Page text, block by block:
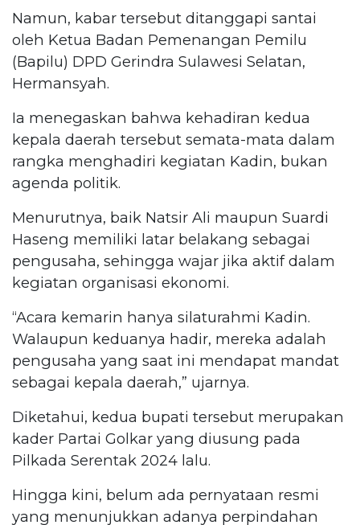
Namun, kabar tersebut ditanggapi santai
oleh Ketua Badan Pemenangan Pemilu
(Bapilu) DPD Gerindra Sulawesi Selatan,
Hermansyah.
Ia menegaskan bahwa kehadiran kedua
kepala daerah tersebut semata-mata dalam
rangka menghadiri kegiatan Kadin, bukan
agenda politik.
Menurutnya, baik Natsir Ali maupun Suardi
Haseng memiliki latar belakang sebagai
pengusaha, sehingga wajar jika aktif dalam
kegiatan organisasi ekonomi.
“Acara kemarin hanya silaturahmi Kadin.
Walaupun keduanya hadir, mereka adalah
pengusaha yang saat ini mendapat mandat
sebagai kepala daerah,” ujarnya.
Diketahui, kedua bupati tersebut merupakan
kader Partai Golkar yang diusung pada
Pilkada Serentak 2024 lalu.
Hingga kini, belum ada pernyataan resmi
yang menunjukkan adanya perpindahan